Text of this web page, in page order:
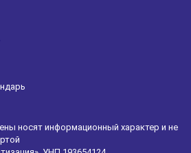
носят информационный характер и не